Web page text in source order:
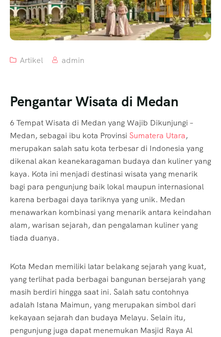
Artikel admin
Pengantar Wisata di Medan
6 Tempat Wisata di Medan yang Wajib Dikunjungi –
Medan, sebagai ibu kota Provinsi Sumatera Utara,
merupakan salah satu kota terbesar di Indonesia yang
dikenal akan keanekaragaman budaya dan kuliner yang
kaya. Kota ini menjadi destinasi wisata yang menarik
bagi para pengunjung baik lokal maupun internasional
karena berbagai daya tariknya yang unik. Medan
menawarkan kombinasi yang menarik antara keindahan
alam, warisan sejarah, dan pengalaman kuliner yang
tiada duanya.
Kota Medan memiliki latar belakang sejarah yang kuat,
yang terlihat pada berbagai bangunan bersejarah yang
masih berdiri hingga saat ini. Salah satu contohnya
adalah Istana Maimun, yang merupakan simbol dari
kekayaan sejarah dan budaya Melayu. Selain itu,
pengunjung juga dapat menemukan Masjid Raya Al